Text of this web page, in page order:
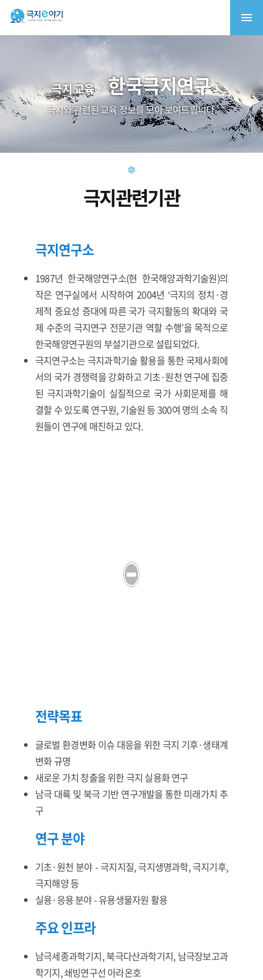
극지 교육 한국극지연구
극지와 관련된 교육 정보를 모아 보여드립니다.
극지관련기관
극지연구소
1987년 한국해양연구소(현 한국해양과학기술원)의
작은 연구실에서 시작하여 2004년 ‘극지의 정치·경
제적 중요성 증대에 따른 국가 극지활동의 확대와 국
제 수준의 극지연구 전문기관 역할 수행’을 목적으로
한국해양연구원의 부설기관으로 설립되었다.
극지연구소는 극지과학기술 활용을 통한 국제사회에
서의 국가 경쟁력을 강화하고 기초·원천 연구에 집중
된 극지과학기술이 실질적으로 국가 사회문제를 해
결할 수 있도록 연구원, 기술원 등 300여 명의 소속 직
원들이 연구에 매진하고 있다.
전략목표
글로벌 환경변화 이슈 대응을 위한 극지 기후·생태계
변화 규명
새로운 가치 창출을 위한 극지 실용화 연구
남극 대륙 및 북극 기반 연구개발을 통한 미래가치 추
구
연구 분야
기초·원천 분야 - 극지지질, 극지생명과학, 극지기후,
극지해양 등
실용·응용 분야 - 유용생물자원 활용
주요 인프라
남극세종과학기지, 북극다산과학기지, 남극장보고과
학기지, 쇄빙연구선 아라온호